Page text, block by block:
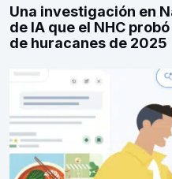
Una investigación en
de IA que el NHC
de huracanes de 2025